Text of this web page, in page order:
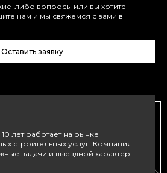
лет работает на рынке
строительных услуг. Компания
задачи и выездной характер
либо вопросы или вы хотите
нам и мы свяжемся с вами в
Оставить заявку